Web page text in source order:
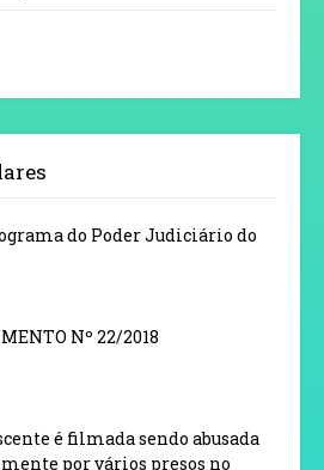
do Poder Judiciário do
Nº 22/2018
é filmada sendo abusada
por vários presos no